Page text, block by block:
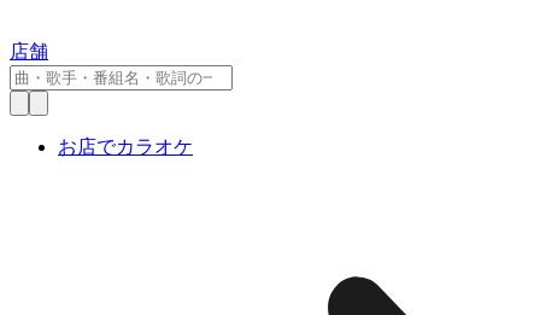
店舗
お店でカラオケ